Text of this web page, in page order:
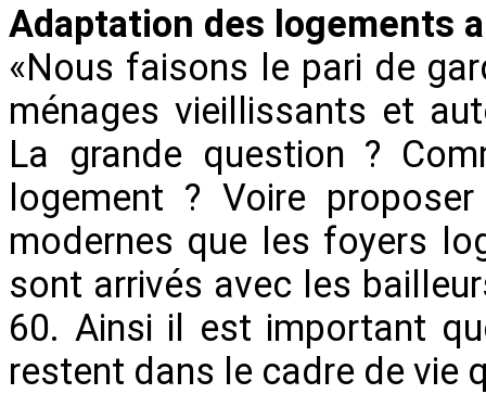
Adaptation des logements
«Nous faisons le pari de
ménages vieillissants et
La grande question ?
logement ? Voire proposer
modernes que les foyers
sont arrivés avec les
60. Ainsi il est important
restent dans le cadre de vie